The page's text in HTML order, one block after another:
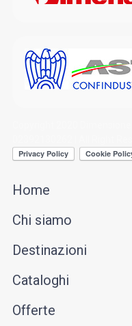
Home
Chi siamo
Destinazioni
Cataloghi
Offerte